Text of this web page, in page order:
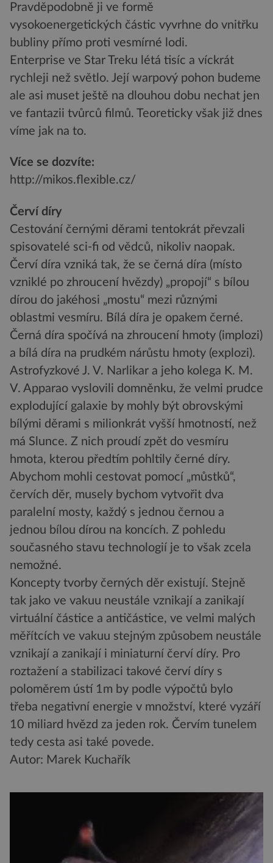
Pravděpodobně ji ve formě
vysokoenergetických částic vyvrhne do vnitřku
bubliny přímo proti vesmírné lodi.
Enterprise ve Star Treku létá tisíc a víckrát
rychleji než světlo. Její warpový pohon budeme
ale asi muset ještě na dlouhou dobu nechat jen
ve fantazii tvůrců filmů. Teoreticky však již dnes
víme jak na to.
Více se dozvíte:
http://mikos.flexible.cz/
Červí díry
Cestování černými děrami tentokrát převzali
spisovatelé sci-fi od vědců, nikoliv naopak.
Červí díra vzniká tak, že se černá díra (místo
vzniklé po zhroucení hvězdy) „propojí“ s bílou
dírou do jakéhosi „mostu“ mezi různými
oblastmi vesmíru. Bílá díra je opakem černé.
Černá díra spočívá na zhroucení hmoty (implozi)
a bílá díra na prudkém nárůstu hmoty (explozi).
Astrofyzkové J. V. Narlikar a jeho kolega K. M.
V. Apparao vyslovili domněnku, že velmi prudce
explodující galaxie by mohly být obrovskými
bílými děrami s milionkrát vyšší hmotností, než
má Slunce. Z nich proudí zpět do vesmíru
hmota, kterou předtím pohltily černé díry.
Abychom mohli cestovat pomocí „můstků“,
červích děr, musely bychom vytvořit dva
paralelní mosty, každý s jednou černou a
jednou bílou dírou na koncích. Z pohledu
současného stavu technologií je to však zcela
nemožné.
Koncepty tvorby černých děr existují. Stejně
tak jako ve vakuu neustále vznikají a zanikají
virtuální částice a antičástice, ve velmi malých
měřítcích ve vakuu stejným způsobem neustále
vznikají a zanikají i miniaturní červí díry. Pro
roztažení a stabilizaci takové červí díry s
poloměrem ústí 1m by podle výpočtů bylo
třeba negativní energie v množství, které vyzáří
10 miliard hvězd za jeden rok. Červím tunelem
tedy cesta asi také povede.
Autor: Marek Kuchařík